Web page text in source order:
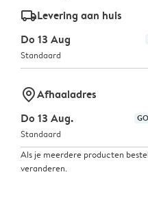
delivery_standard_v2Levering aan huis
Do 13 Aug
Standaard
marker-pinAfhaaladres
Do 13 Aug.
Standaard
Als je meerdere producten
veranderen.